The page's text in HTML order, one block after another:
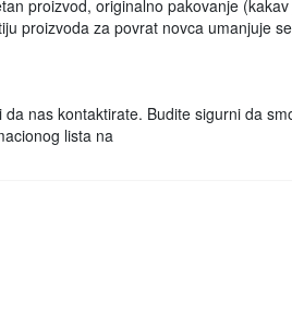
proizvod, originalno pakovanje
proizvoda za povrat novca umanjuje
nas kontaktirate. Budite sigurni da
lista na